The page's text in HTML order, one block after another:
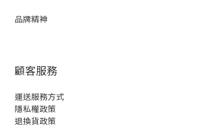
品牌精神
顧客服務
運送服務方式
隱私權政策
退換貨政策